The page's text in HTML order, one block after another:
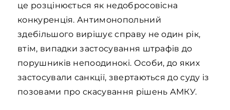
це розцінюється як недобросовісна
конкуренція. Антимонопольний
здебільшого вирішує справу не один рік,
втім, випадки застосування штрафів до
порушників непоодинокі. Особи, до яких
застосували санкції, звертаються до суду із
позовами про скасування рішень АМКУ.